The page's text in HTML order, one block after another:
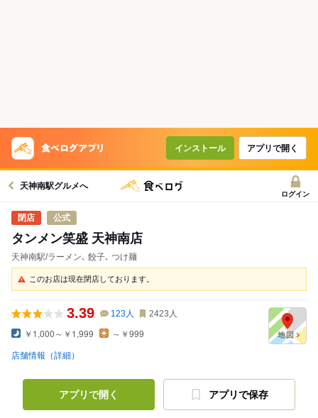
インストール アプリで開く
天神南駅グルメへ
ログイン
公式
タンメン笑盛 天神南店
天神南駅/ラーメン､ 餃子､ つけ麺
このお店は現在閉店しております。
3.39 123人 2423 人
￥1,000～￥1,999 ～￥999
店舗情報（詳細）
アプリで開く アプリで保存